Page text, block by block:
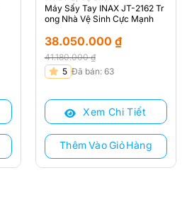
Máy Sấy Tay INAX JT-2162 Tr
ong Nhà Vệ Sinh Cực Mạnh
41.180.000₫
Giá
là:
41.180.000 ₫.
38.050.000 ₫
Giá
tại
38.050.000 ₫.
5 Đã bán: 63
Xem Chi Tiết
Thêm Vào Giỏ Hàng